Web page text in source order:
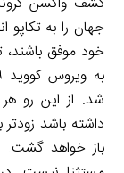
جهان را به
خود موفق
شد. از این رو
داشته باشد
باز خواهد گشت.